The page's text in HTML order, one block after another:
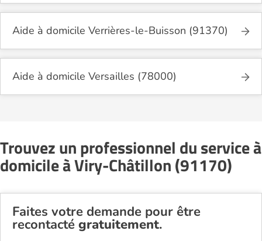
Aide à domicile Verrières-le-Buisson (91370)
Aide à domicile Versailles (78000)
Trouvez un professionnel du service à
domicile à Viry-Châtillon (91170)
Faites votre demande pour être
recontacté gratuitement.